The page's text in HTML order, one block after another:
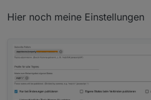
Hier noch meine Einstellungen